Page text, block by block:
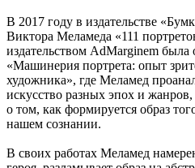
В 2017 году в издательстве
Виктора Меламеда «111
издательством AdMarginem была
«Машинерия портрета: опыт
художника», где Меламед
искусство разных эпох и
о том, как формируется образ
нашем сознании.
В своих работах Меламед